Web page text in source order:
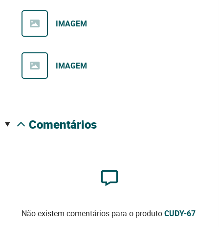
IMAGEM
IMAGEM
comentários
Não existem comentários para o produtoCUDY-67.